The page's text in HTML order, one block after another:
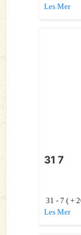
Les Mer
31 7
31 - 7 ( +
Les Mer